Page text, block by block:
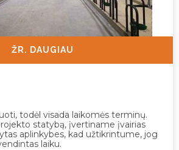
ŽR. DAUGIAU
todėl visada laikomės terminų.
statybą, įvertiname įvairias
aplinkybes, kad užtikrintume, jog
laiku.